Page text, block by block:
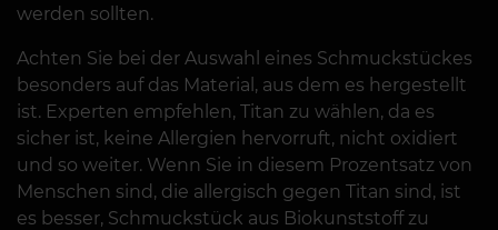
werden sollten.
Achten Sie bei der Auswahl eines Schmuckstückes
besonders auf das Material, aus dem es hergestellt
ist. Experten empfehlen, Titan zu wählen, da es
sicher ist, keine Allergien hervorruft, nicht oxidiert
und so weiter. Wenn Sie in diesem Prozentsatz von
Menschen sind, die allergisch gegen Titan sind, ist
es besser, Schmuckstück aus Biokunststoff zu